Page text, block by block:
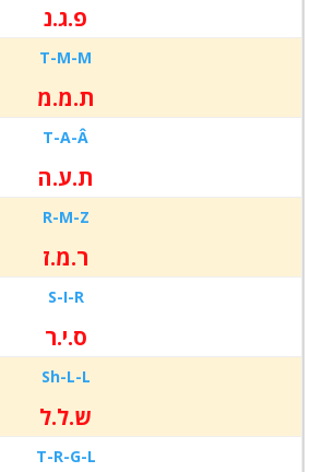
פ.ג.נ
T-M-M
ת.מ.מ
T-A-Â
ת.ע.ה
R-M-Z
ר.מ.ז
S-I-R
ס.י.ר
Sh-L-L
ש.ל.ל
T-R-G-L